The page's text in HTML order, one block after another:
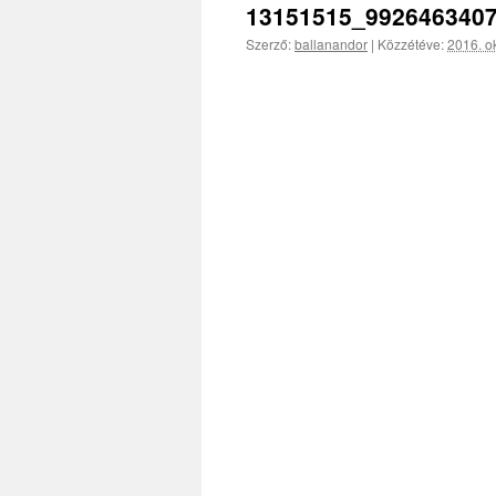
Szerző:ballanandor | Közzétéve:2016.